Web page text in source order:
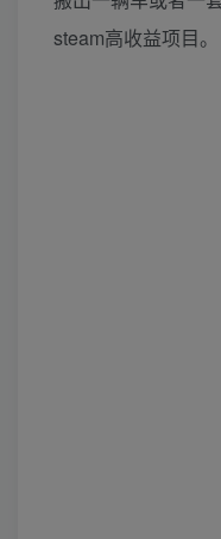
steam高收益项目